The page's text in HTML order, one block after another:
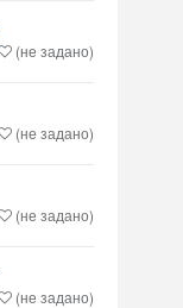
(не задано)
(не задано)
(не задано)
(не задано)